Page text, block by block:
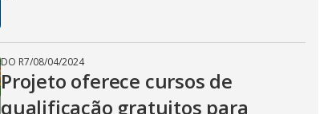
DO R7/08/04/2024
Projeto oferece cursos de
qualificação gratuitos para